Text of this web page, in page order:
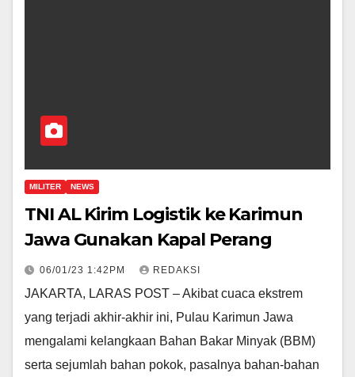
MILITER NEWS
TNI AL Kirim Logistik ke Karimun
Jawa Gunakan Kapal Perang
06/01/23 1:42PM REDAKSI
JAKARTA, LARAS POST – Akibat cuaca ekstrem
yang terjadi akhir-akhir ini, Pulau Karimun Jawa
mengalami kelangkaan Bahan Bakar Minyak (BBM)
serta sejumlah bahan pokok, pasalnya bahan-bahan